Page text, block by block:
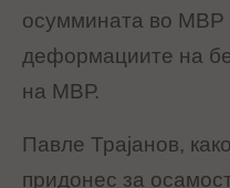
осуммината во МВР
деформациите на
на МВР.
Павле Трајанов,
придонес за